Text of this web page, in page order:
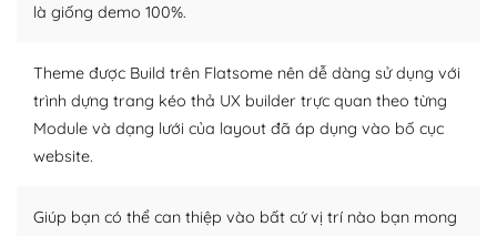
Cộng đồng sử dụng WordPress sẵn sàng hỗ trợ bạn
– Đa dạng plugin và themes
Plugin mở rộng là thành phần cài đặt thêm vào
WordPress để tăng thêm các tính năng cần thiết. Có
nhiều plugin trả phí hoặc miễn phí.
Nhờ lượng người dùng đông đảo, thư viện themes và
là giống demo 100%.
Theme được Build trên Flatsome nên dễ dàng sử dụng với
trình dựng trang kéo thả UX builder trực quan theo từng
Module và dạng lưới của layout đã áp dụng vào bố cục
website.
Giúp bạn có thể can thiệp vào bất cứ vị trí nào bạn mong